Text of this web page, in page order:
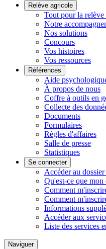
Relève agricole
Tout pour la relève
Notre
Nos solutions
Concours
Vos histoires
Vos ressources
Références
Aide
À propos de nous
Coffre à outils en
Collecte des
Documents
Formulaires
Règles d'affaires
Salle de presse
Statistiques
Se connecter
Accéder au
Qu'est-ce que mon
Comment
Comment
Informations
Accéder aux
Liste des services
Naviguer